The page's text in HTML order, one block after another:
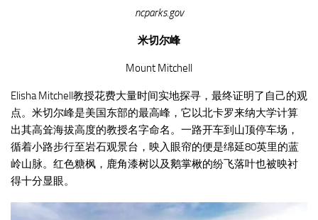
ncparks.gov
米切尔峰
Mount Mitchell
Elisha Mitchell教授花费大量时间实地探寻，最终证明了自己的观
点。米切尔峰是美国东部的最高峰，它以北卡罗来纳大学计算
出其高耸海拔高度的教授名字命名。一路开车到山顶停车场，
循着小路步行至岩石观景台，映入眼帘的便是绵延80英里的蓝
岭山脉。红色糖枫，鹿角漆树以及鹅掌楸的纷飞落叶也被映衬
得十分显眼。